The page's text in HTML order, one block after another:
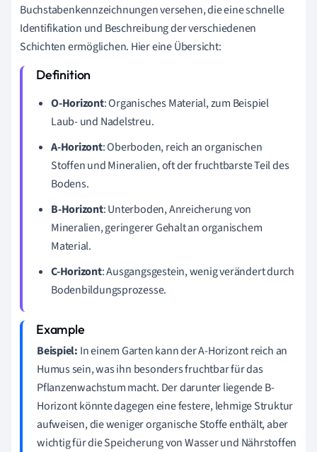
Buchstabenkennzeichnungen versehen, die eine schnelle
Identifikation und Beschreibung der verschiedenen
Schichten ermöglichen. Hier eine Übersicht:
O-Horizont: Organisches Material, zum Beispiel
Laub- und Nadelstreu.
A-Horizont: Oberboden, reich an organischen
Stoffen und Mineralien, oft der fruchtbarste Teil des
Bodens.
B-Horizont: Unterboden, Anreicherung von
Mineralien, geringerer Gehalt an organischem
Material.
C-Horizont: Ausgangsgestein, wenig verändert durch
Bodenbildungsprozesse.
Beispiel: In einem Garten kann der A-Horizont reich an
Humus sein, was ihn besonders fruchtbar für das
Pflanzenwachstum macht. Der darunter liegende B-
Horizont könnte dagegen eine festere, lehmige Struktur
aufweisen, die weniger organische Stoffe enthält, aber
wichtig für die Speicherung von Wasser und Nährstoffen